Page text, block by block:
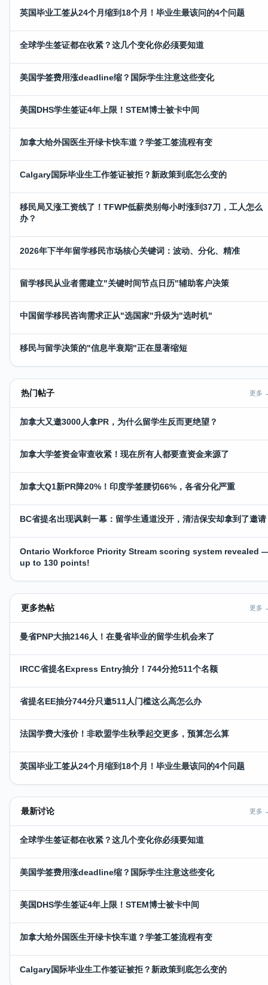
英国毕业工签从24个月缩到18个月！毕业生最该问的4个问题
全球学生签证都在收紧？这几个变化你必须要知道
美国学签费用涨deadline缩？国际学生注意这些变化
美国DHS学生签证4年上限！STEM博士被卡中间
加拿大给外国医生开绿卡快车道？学签工签流程有变
Calgary国际毕业生工作签证被拒？新政策到底怎么变的
移民局又涨工资线了！TFWP低薪类别每小时涨到37刀，工人怎么
办？
2026年下半年留学移民市场核心关键词：波动、分化、精准
留学移民从业者需建立"关键时间节点日历"辅助客户决策
中国留学移民咨询需求正从"选国家"升级为"选时机"
移民与留学决策的"信息半衰期"正在显著缩短
热门帖子 更多
加拿大又邀3000人拿PR，为什么留学生反而更绝望？
加拿大学签资金审查收紧！现在所有人都要查资金来源了
加拿大Q1新PR降20%！印度学签腰切66%，各省分化严重
BC省提名出现讽刺一幕：留学生通道没开，清洁保安却拿到了邀请
Ontario Workforce Priority Stream scoring system revealed
up to 130 points!
更多热帖 更多
曼省PNP大抽2146人！在曼省毕业的留学生机会来了
IRCC省提名Express Entry抽分！744分抢511个名额
省提名EE抽分744分只邀511人门槛这么高怎么办
法国学费大涨价！非欧盟学生秋季起交更多，预算怎么算
英国毕业工签从24个月缩到18个月！毕业生最该问的4个问题
最新讨论 更多
全球学生签证都在收紧？这几个变化你必须要知道
美国学签费用涨deadline缩？国际学生注意这些变化
美国DHS学生签证4年上限！STEM博士被卡中间
加拿大给外国医生开绿卡快车道？学签工签流程有变
Calgary国际毕业生工作签证被拒？新政策到底怎么变的